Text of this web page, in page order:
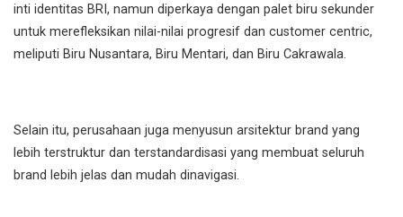
inti identitas BRI, namun diperkaya dengan palet biru sekunder
untuk merefleksikan nilai-nilai progresif dan customer centric,
meliputi Biru Nusantara, Biru Mentari, dan Biru Cakrawala.
Selain itu, perusahaan juga menyusun arsitektur brand yang
lebih terstruktur dan terstandardisasi yang membuat seluruh
brand lebih jelas dan mudah dinavigasi.